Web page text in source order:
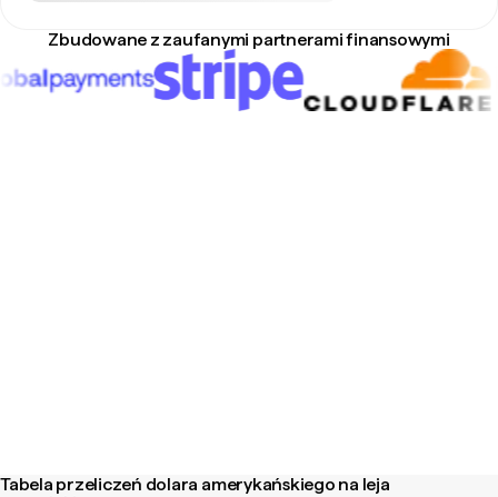
Zbudowane z zaufanymi partnerami finansowymi
Tabela przeliczeń dolara amerykańskiego na leja